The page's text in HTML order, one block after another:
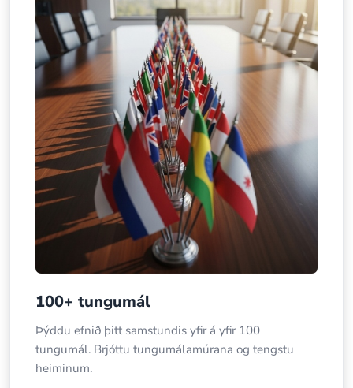
100+ tungumál
Þýddu efnið þitt samstundis yfir á yfir 100
tungumál. Brjóttu tungumálamúrana og tengstu
heiminum.